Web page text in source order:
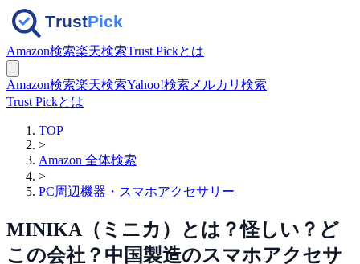
Amazon検索楽天検索Trust Pickとは
Amazon検索楽天検索Yahoo!検索 メルカリ検索
Trust Pickとは
TOP
>
Amazon 全体検索
>
PC周辺機器・スマホアクセサリー
MINIKA（ミニカ）とは？怪しい？ど
この会社？中国製造のスマホアクセサ